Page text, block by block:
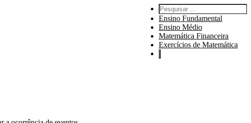
Pesquisar por:
Ensino Fundamental
Ensino Médio
Matemática Financeira
Exercícios de Matemática